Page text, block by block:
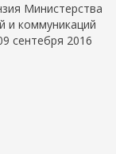
Министерства
и коммуникаций
сентебря 2016